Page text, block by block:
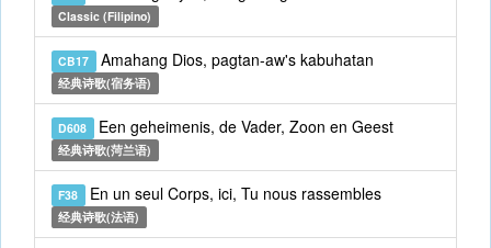
Classic (Filipino)
CB17 Amahang Dios, pagtan-aw's kabuhatan
经典诗歌(宿务语)
D608 Een geheimenis, de Vader, Zoon en Geest
经典诗歌(菏兰语)
F38 En un seul Corps, ici, Tu nous rassembles
经典诗歌(法语)